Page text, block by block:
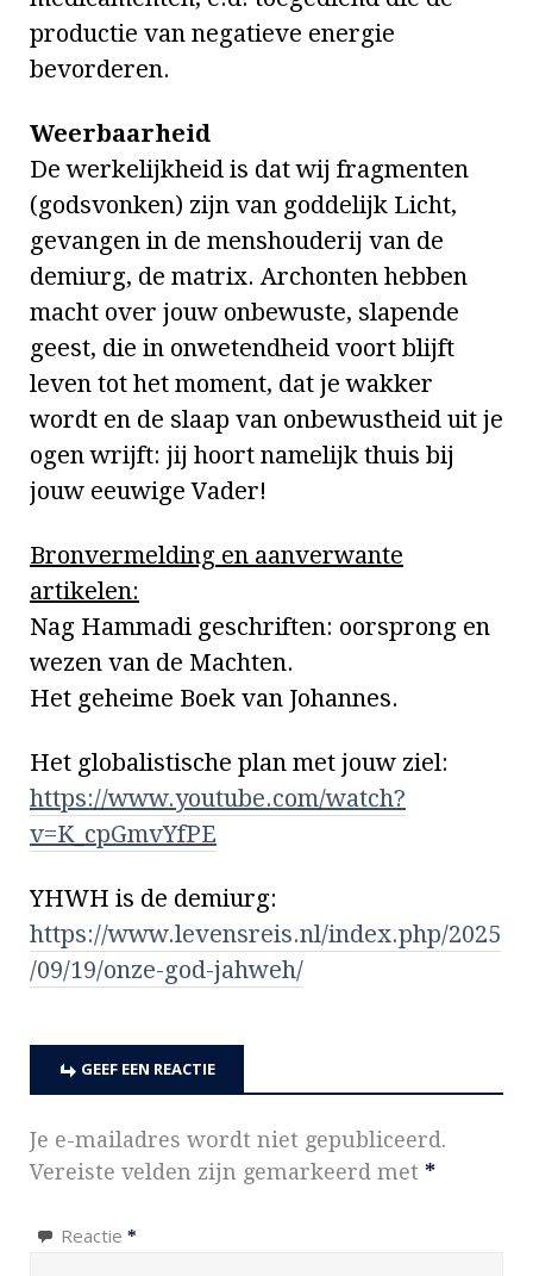
productie van negatieve energie
bevorderen.
Weerbaarheid
De werkelijkheid is dat wij fragmenten
(godsvonken) zijn van goddelijk Licht,
gevangen in de menshouderij van de
demiurg, de matrix. Archonten hebben
macht over jouw onbewuste, slapende
geest, die in onwetendheid voort blijft
leven tot het moment, dat je wakker
wordt en de slaap van onbewustheid uit je
ogen wrijft: jij hoort namelijk thuis bij
jouw eeuwige Vader!
Bronvermelding en aanverwante
artikelen:
Nag Hammadi geschriften: oorsprong en
wezen van de Machten.
Het geheime Boek van Johannes.
Het globalistische plan met jouw ziel:
https://www.youtube.com/watch?
v=K_cpGmvYfPE
YHWH is de demiurg:
https://www.levensreis.nl/index.php/2025
/09/19/onze-god-jahweh/
GEEF EEN REACTIE
Je e-mailadres wordt niet gepubliceerd.
Vereiste velden zijn gemarkeerd met *
Reactie *